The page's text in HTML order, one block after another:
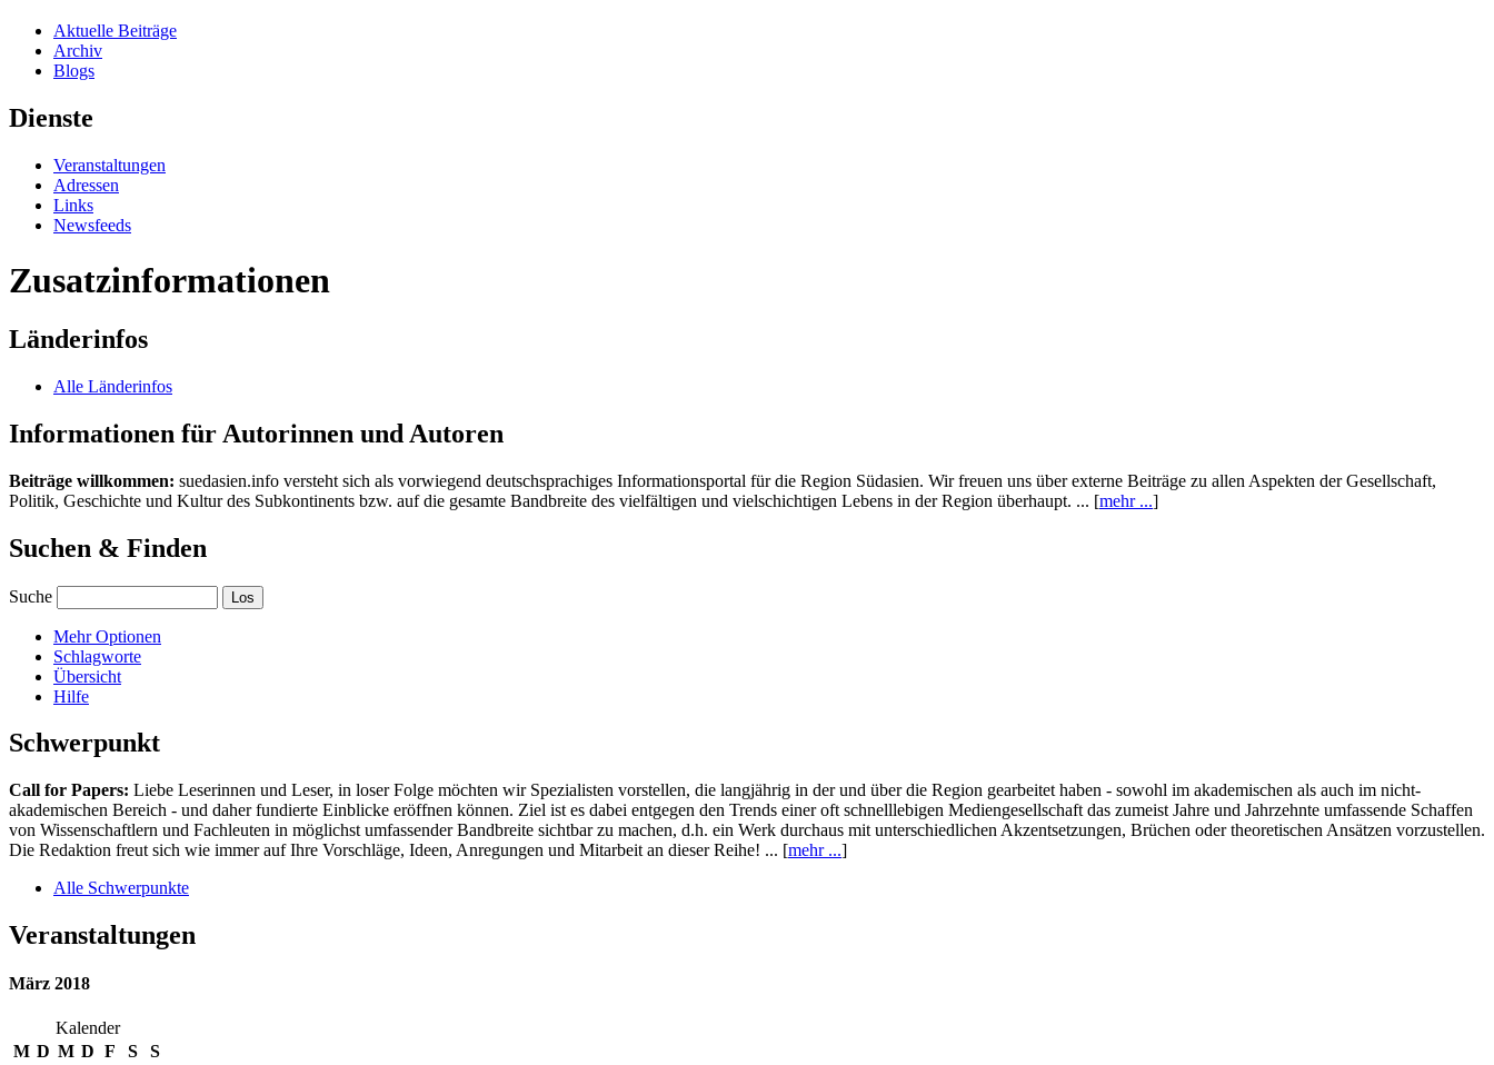
Aktuelle Beiträge
Archiv
Blogs
Dienste
Veranstaltungen
Adressen
Links
Newsfeeds
Zusatzinformationen
Länderinfos
Alle Länderinfos
Informationen für Autorinnen und Autoren
Beiträge willkommen: suedasien.info versteht sich als vorwiegend deutschsprachiges Informationsportal für die Region Südasien. Wir freuen uns über externe Beiträge zu allen Aspekten der Gesellschaft,
Politik, Geschichte und Kultur des Subkontinents bzw. auf die gesamte Bandbreite des vielfältigen und vielschichtigen Lebens in der Region überhaupt. ... [mehr ...]
Suchen & Finden
Suche
Mehr Optionen
Schlagworte
Übersicht
Hilfe
Schwerpunkt
Call for Papers: Liebe Leserinnen und Leser, in loser Folge möchten wir Spezialisten vorstellen, die langjährig in der und über die Region gearbeitet haben - sowohl im akademischen als auch im nicht-
akademischen Bereich - und daher fundierte Einblicke eröffnen können. Ziel ist es dabei entgegen den Trends einer oft schnelllebigen Mediengesellschaft das zumeist Jahre und Jahrzehnte umfassende Schaffen
von Wissenschaftlern und Fachleuten in möglichst umfassender Bandbreite sichtbar zu machen, d.h. ein Werk durchaus mit unterschiedlichen Akzentsetzungen, Brüchen oder theoretischen Ansätzen vorzustellen.
Die Redaktion freut sich wie immer auf Ihre Vorschläge, Ideen, Anregungen und Mitarbeit an dieser Reihe! ... [mehr ...]
Alle Schwerpunkte
Veranstaltungen
März 2018
Kalender
M D M D F S
S